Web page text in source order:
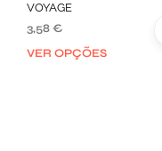
VOYAGE
3,58€
VER OPÇÕES